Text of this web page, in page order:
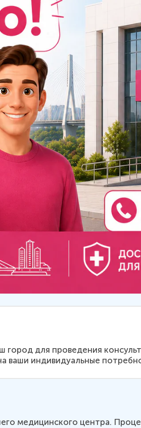
для проведения
индивидуальные
медицинского центра.